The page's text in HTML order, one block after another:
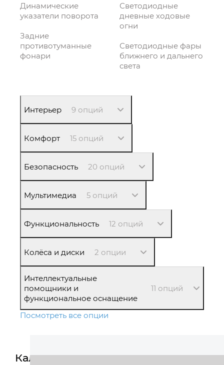
Динамические
указатели поворота
Задние
противотуманные
фонари
Светодиодные
дневные ходовые
огни
Светодиодные фары
ближнего и дальнего
света
Интерьер 9 опций
Комфорт 15 опций
Безопасность 20 опций
Мультимедиа 5 опций
Функциональность 12 опций
Колёса и диски 2 опции
Интеллектуальные
помощники и
функциональное оснащение
11 опций
Посмотреть все опции
Калькулятор